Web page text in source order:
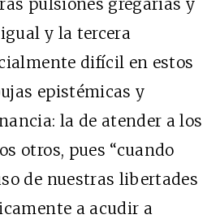
pulsiones gregarias y
y la tercera
difícil en estos
epistémicas y
la de atender a los
otros, pues “cuando
de nuestras libertades
a acudir a